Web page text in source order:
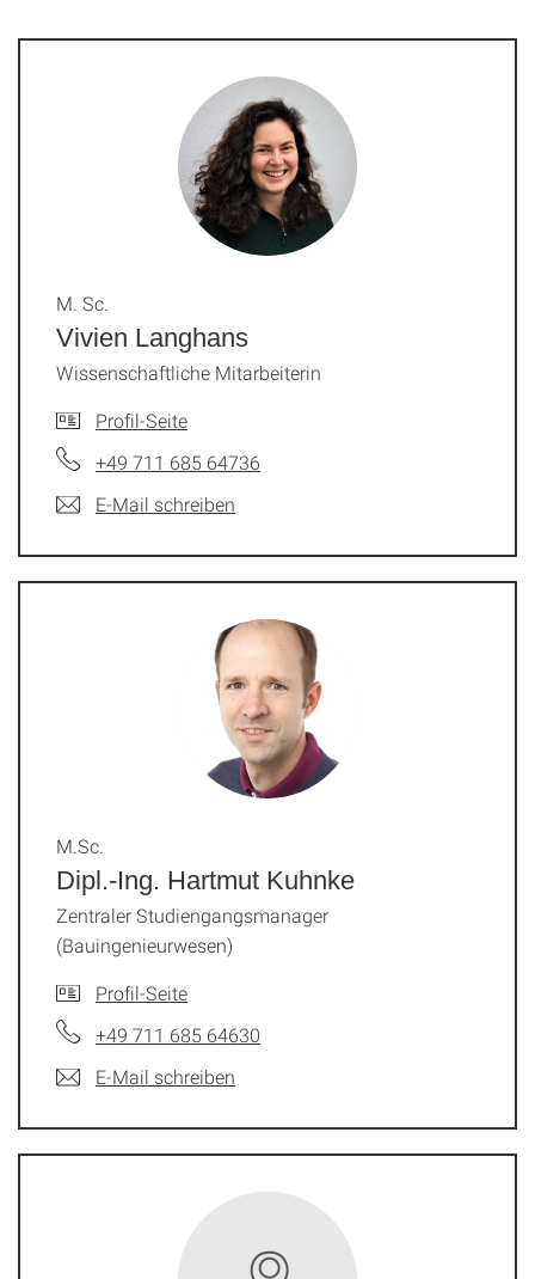
Vivien Langhans
M. Sc.
Wissenschaftliche Mitarbeiterin
Profil-Seite
+49 711 685 64736
E-Mail schreiben
Dipl.-Ing. Hartmut Kuhnke
M.Sc.
Zentraler Studiengangsmanager
(Bauingenieurwesen)
Profil-Seite
+49 711 685 64630
E-Mail schreiben